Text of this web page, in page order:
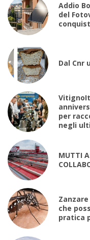
Addio
del
Dal Cnr
per
negli
MUTTI
che
pratica